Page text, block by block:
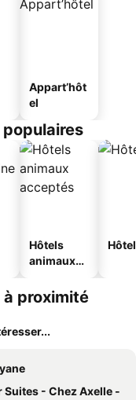
Appart’hôt
el
populaires
Hôtels
animaux
à proximité
Suites - Chez Axelle -